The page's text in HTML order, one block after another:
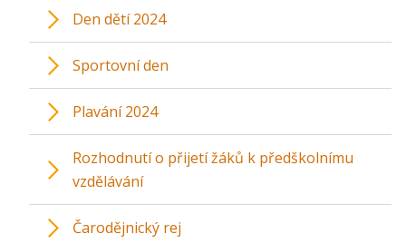
Den dětí 2024
Sportovní den
Plavání 2024
Rozhodnutí o přijetí žáků k předškolnímu
vzdělávání
Čarodějnický rej